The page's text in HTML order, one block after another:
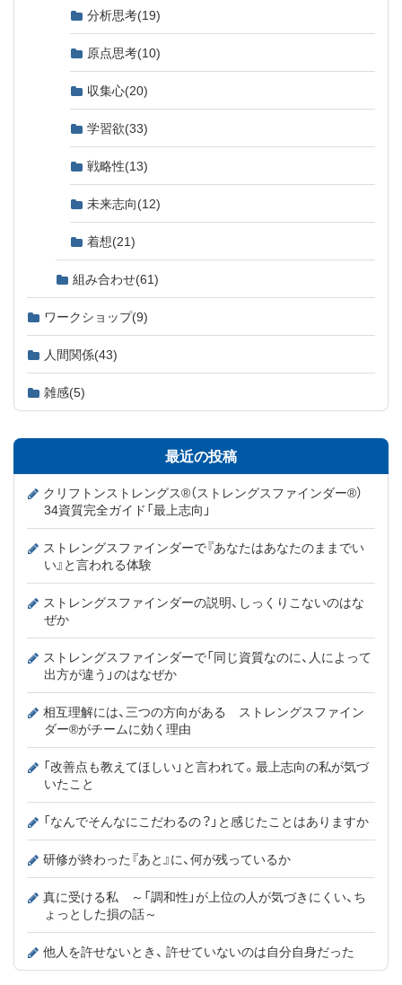
分析思考(19)
原点思考(10)
収集心(20)
学習欲(33)
戦略性(13)
未来志向(12)
着想(21)
組み合わせ(61)
ワークショップ(9)
人間関係(43)
雑感(5)
最近の投稿
クリフトンストレングス®（ストレングスファインダー®）
34資質完全ガイド「最上志向」
ストレングスファインダーで『あなたはあなたのままでい
い』と言われる体験
ストレングスファインダーの説明、しっくりこないのはな
ぜか
ストレングスファインダーで「同じ資質なのに、人によって
出方が違う」のはなぜか
相互理解には、三つの方向がある ストレングスファイン
ダー®がチームに効く理由
「改善点も教えてほしい」と言われて。最上志向の私が気づ
いたこと
「なんでそんなにこだわるの？」と感じたことはありますか
研修が終わった『あと』に、何が残っているか
真に受ける私 ～「調和性」が上位の人が気づきにくい、ち
ょっとした損の話～
他人を許せないとき、 許せていないのは自分自身だった